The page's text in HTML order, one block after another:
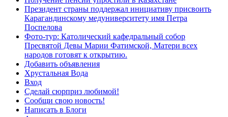
Президент страны поддержал инициативу присвоить
Карагандинскому медуниверситету имя Петра
Поспелова
Фото-тур: Католический кафедральный собор
Пресвятой Девы Марии Фатимской, Матери всех
народов готовят к открытию.
Добавить объявления
Хрустальная Вода
Вход
Сделай сюрприз любимой!
Сообщи свою новость!
Написать в Блоги